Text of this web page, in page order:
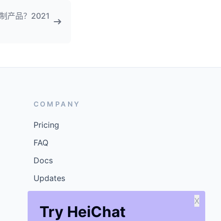
Try HeiChat
X
产品？2021
COMPANY
Pricing
FAQ
Docs
Updates